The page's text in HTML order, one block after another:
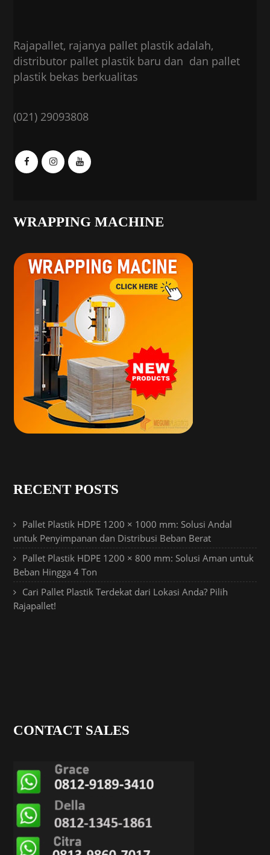
Rajapallet, rajanya pallet plastik adalah,
distributor pallet plastik baru dan dan pallet
plastik bekas berkualitas
(021) 29093808
WRAPPING MACHINE
RECENT POSTS
Pallet Plastik HDPE 1200 × 1000 mm: Solusi Andal
untuk Penyimpanan dan Distribusi Beban Berat
Pallet Plastik HDPE 1200 × 800 mm: Solusi Aman untuk
Beban Hingga 4 Ton
Cari Pallet Plastik Terdekat dari Lokasi Anda? Pilih
Rajapallet!
CONTACT SALES